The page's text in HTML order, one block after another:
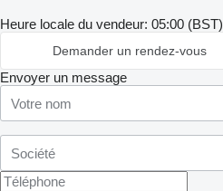
Heure locale du vendeur: 05:00 (BST)
Demander un rendez-vous
Envoyer un message